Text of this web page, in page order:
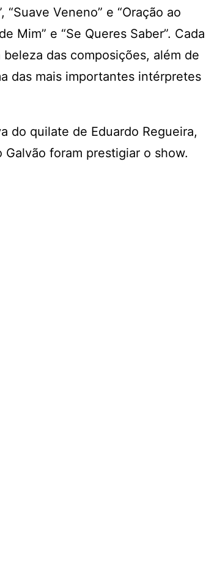
“Suave Veneno” e “Oração ao
Mim” e “Se Queres Saber”. Cada
das composições, além de
das mais importantes intérpretes
do quilate de Eduardo Regueira,
Galvão foram prestigiar o show.